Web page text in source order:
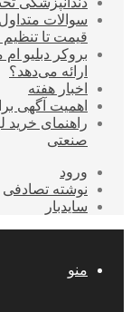
سوالات
قیمت تا
ارائه می‌دهد؟
اخبار هفته
اهمیت آگهی
راهنمای خرید
صنعتی
ورود
نوشته تصادفی
سایدبار
منو